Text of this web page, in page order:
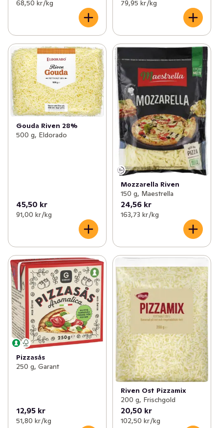
68,50 kr /kg 79,95 kr /kg
Gouda Riven 28%
500 g, Eldorado
45,50 kr
91,00 kr /kg
Mozzarella Riven
150 g, Maestrella
24,56 kr
163,73 kr /kg
Pizzasås
250 g, Garant
12,95 kr
51,80 kr /kg
Riven Ost Pizzamix
200 g, Frischgold
20,50 kr
102,50 kr /kg